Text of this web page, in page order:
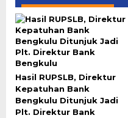
Hasil RUPSLB, Direktur
Kepatuhan Bank
Bengkulu Ditunjuk Jadi
Plt. Direktur Bank